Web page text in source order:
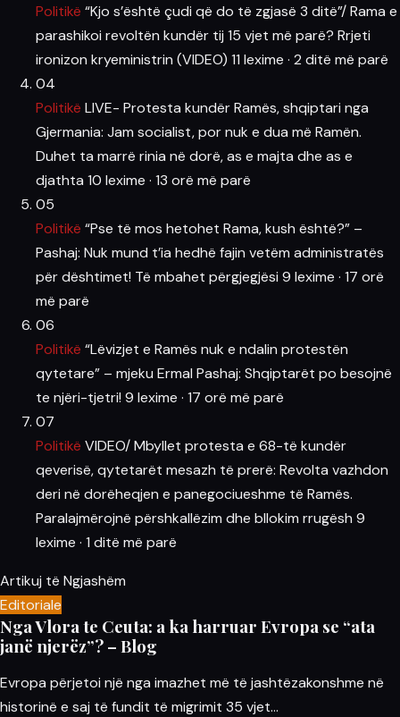
Politikë “Kjo s’është çudi që do të zgjasë 3 ditë”/ Rama e
parashikoi revoltën kundër tij 15 vjet më parë? Rrjeti
ironizon kryeministrin (VIDEO) 11 lexime · 2 ditë më parë
04
Politikë LIVE- Protesta kundër Ramës, shqiptari nga
Gjermania: Jam socialist, por nuk e dua më Ramën.
Duhet ta marrë rinia në dorë, as e majta dhe as e
djathta 10 lexime · 13 orë më parë
05
Politikë “Pse të mos hetohet Rama, kush është?” –
Pashaj: Nuk mund t’ia hedhë fajin vetëm administratës
për dështimet! Të mbahet përgjegjësi 9 lexime · 17 orë
më parë
06
Politikë “Lëvizjet e Ramës nuk e ndalin protestën
qytetare” – mjeku Ermal Pashaj: Shqiptarët po besojnë
te njëri-tjetri! 9 lexime · 17 orë më parë
07
Politikë VIDEO/ Mbyllet protesta e 68-të kundër
qeverisë, qytetarët mesazh të prerë: Revolta vazhdon
deri në dorëheqjen e panegociueshme të Ramës.
Paralajmërojnë përshkallëzim dhe bllokim rrugësh 9
lexime · 1 ditë më parë
Artikuj të Ngjashëm
Editoriale
Nga Vlora te Ceuta: a ka harruar Evropa se “ata
janë njerëz”? – Blog
Evropa përjetoi një nga imazhet më të jashtëzakonshme në
historinë e saj të fundit të migrimit 35 vjet…